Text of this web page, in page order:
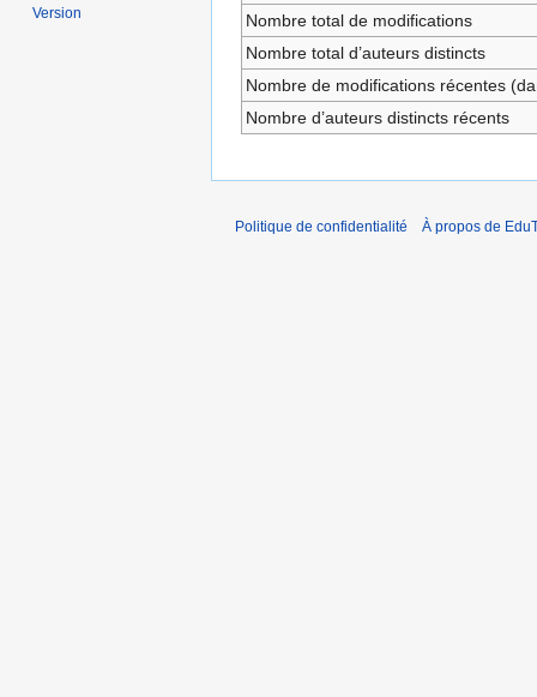
Nombre total de modifications
Nombre total d’auteurs distincts
Nombre de modifications récentes
Nombre d’auteurs distincts récents
Version
Politique de confidentialité À propos de